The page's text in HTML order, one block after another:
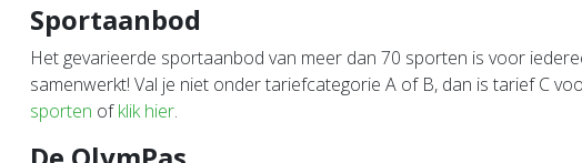
Sportaanbod
Het gevarieerde sportaanbod van meer dan 70 sporten is voor
samenwerkt! Val je niet onder tariefcategorie A of B, dan is tarief C
sporten ofklik hier.